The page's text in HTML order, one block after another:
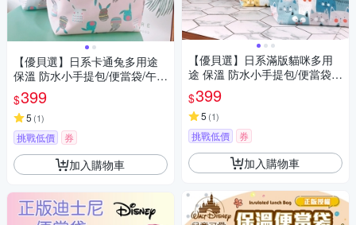
【優貝選】日系卡通兔多用途
保溫 防水小手提包/便當袋/午餐
提包(4色)
$399
5 (1)
挑戰低價 券
加入購物車
【優貝選】日系滿版貓咪多用
途 保溫 防水小手提包/便當袋/
午餐提包(4色)
$399
5 (1)
挑戰低價 券
加入購物車